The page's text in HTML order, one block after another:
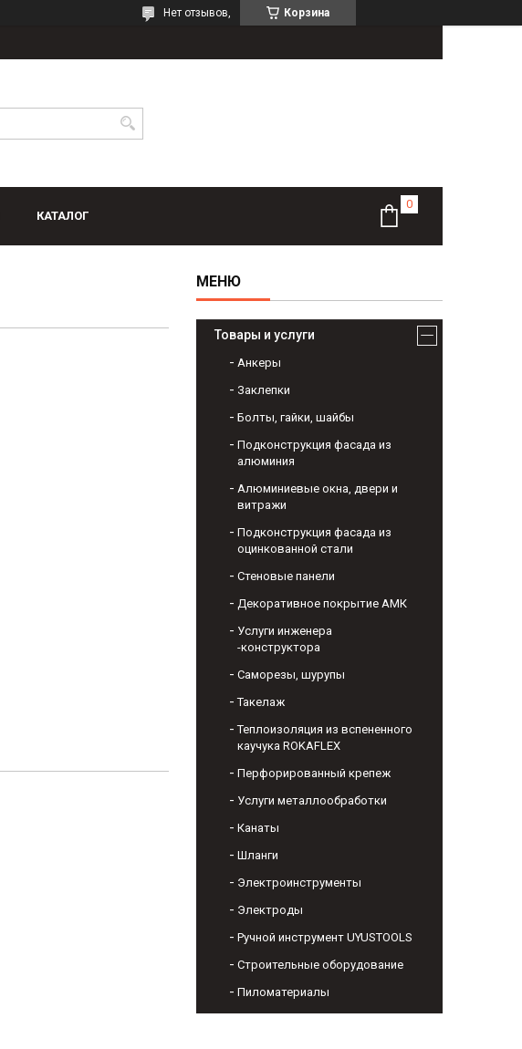
Корзина
Нет отзывов,
КАТАЛОГ
Товары и услуги
Анкеры
Заклепки
Болты, гайки, шайбы
Подконструкция фасада из
алюминия
Алюминиевые окна, двери и
витражи
Подконструкция фасада из
оцинкованной стали
Стеновые панели
Декоративное покрытие АМК
Услуги инженера
-конструктора
Саморезы, шурупы
Такелаж
Теплоизоляция из вспененного
каучука ROKAFLEX
Перфорированный крепеж
Услуги металлообработки
Канаты
Шланги
Электроинструменты
Электроды
Ручной инструмент UYUSTOOLS
Строительные оборудование
Пиломатериалы